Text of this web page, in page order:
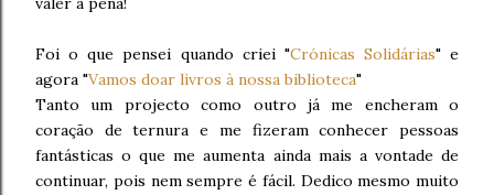
Foi o que pensei quando criei "Crónicas Solidárias" e
agora "Vamos doar livros à nossa biblioteca"
Tanto um projecto como outro já me encheram o
coração de ternura e me fizeram conhecer pessoas
fantásticas o que me aumenta ainda mais a vontade de
continuar, pois nem sempre é fácil. Dedico mesmo muito